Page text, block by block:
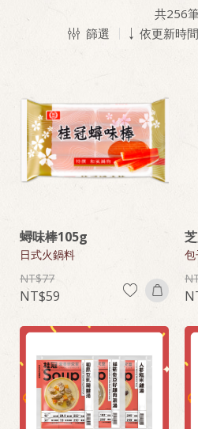
共256
篩選
依更新時間
蟳味棒105g
日式火鍋料
77
59